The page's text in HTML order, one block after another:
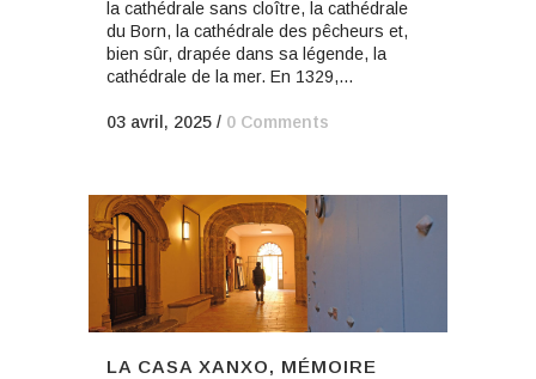
la cathédrale sans cloître, la cathédrale
du Born, la cathédrale des pêcheurs et,
bien sûr, drapée dans sa légende, la
cathédrale de la mer. En 1329,...
03 avril, 2025 / 0 Comments
LA CASA XANXO, MÉMOIRE